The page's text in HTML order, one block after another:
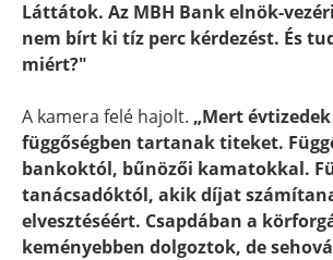
Láttátok. Az MBH Bank elnök-
nem bírt ki tíz perc kérdezést. És
miért?"
A kamera felé hajolt. „Mert
függőségben tartanak titeket.
bankoktól, bűnözői kamatokkal.
tanácsadóktól, akik díjat
elvesztéséért. Csapdában a
keményebben dolgoztok, de